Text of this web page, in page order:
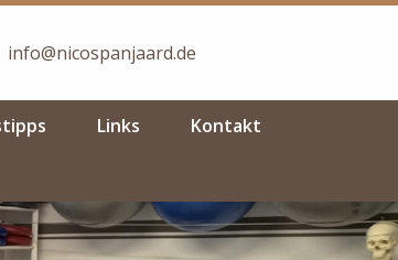
info@nicospanjaard.de
Links Kontakt